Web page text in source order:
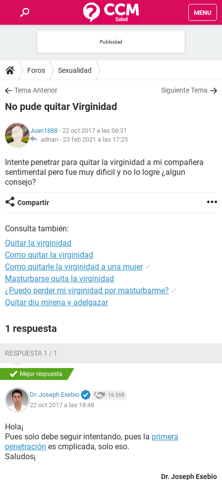
MENU
FOROS
SALUD
FAMILIA
NUTRICIÓN
BIENESTAR
Foros Sexualidad
Tema Anterior Siguiente Tema
No pude quitar Virginidad
Juan1888 - 22 oct 2017 a las 06:31
adrian - 23 feb 2021 a las 17:25
Intente penetrar para quitar la virginidad a mi compañera
sentimental pero fue muy dificil y no lo logre ¿algun
consejo?
Compartir
Consulta también:
Quitar la virginidad
Como quitar la virginidad
Como quitarle la virginidad a una mujer ✓
Masturbarse quita la virginidad
¿Puedo perder mi virginidad por masturbarme? ✓
Quitar diu mirena y adelgazar
1 respuesta
RESPUESTA 1 / 1
Mejor respuesta
Dr. Joseph Exebio 16.358
22 oct 2017 a las 18:48
Hola¡
Pues solo debe seguir intentando, pues la primera
penetración es cmplicada, solo eso.
Saludos¡
Dr. Joseph Exebio